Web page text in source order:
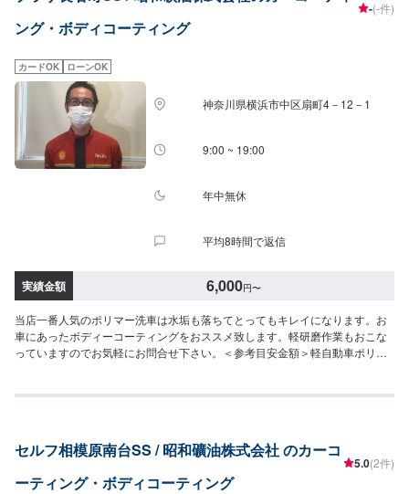
ング・ボディコーティング
-(-件)
カードOK ローンOK
神奈川県横浜市中区扇町4－12－1
9:00 ~ 19:00
年中無休
平均8時間で返信
実績金額 6,000円〜
当店一番人気のポリマー洗車は水垢も落ちてとってもキレイになります。お
車にあったボディーコーティングをおススメ致します。軽研磨作業もおこな
っていますのでお気軽にお問合せ下さい。＜参考目安金額＞軽自動車ポリマ
セルフ相模原南台SS / 昭和礦油株式会社 のカーコ
ーティング・ボディコーティング
5.0(2件)